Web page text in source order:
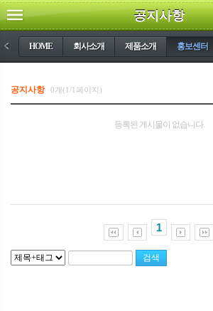
공지사항
< HOME 회사소개 제품소개 홍보센터
공지사항 0개(1/1페이지)
등록된 게시물이 없습니다.
1